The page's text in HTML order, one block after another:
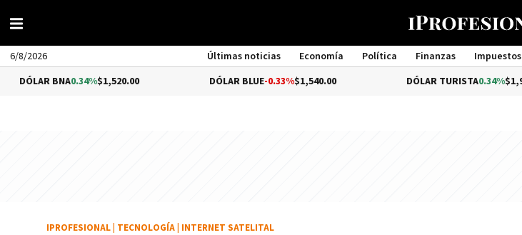
6/8/2026 Últimas noticias Economía Política Finanzas Impuestos
Management
0.34%$1,520.00 DÓLAR BLUE-0.33%$1,540.00 DÓLAR TURISTA0.34%$1,976.00
IPROFESIONAL TECNOLOGÍA INTERNET SATELITAL